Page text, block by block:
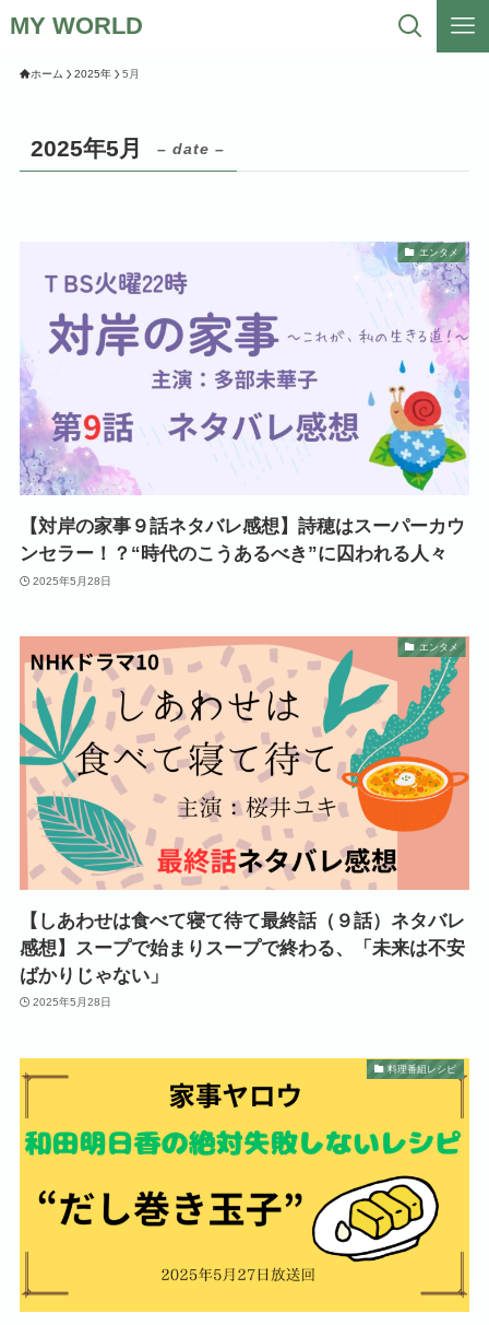
MY WORLD
ホーム 2025年 5月
2025年5月 – date –
エンタメ
【対岸の家事９話ネタバレ感想】詩穂はスーパーカウ
ンセラー！？“時代のこうあるべき”に囚われる人々
2025年5月28日
エンタメ
【しあわせは食べて寝て待て最終話（９話）ネタバレ
感想】スープで始まりスープで終わる、「未来は不安
ばかりじゃない」
2025年5月28日
料理番組レシピ